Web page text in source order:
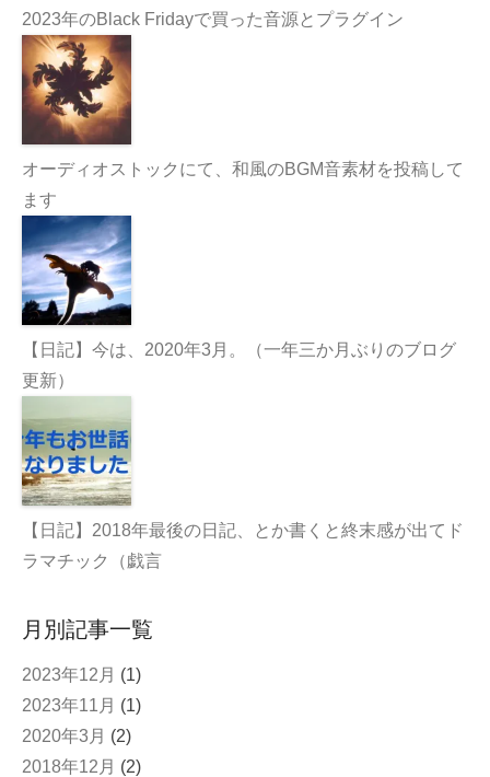
2023年のBlack Fridayで買った音源とプラグイン
オーディオストックにて、和風のBGM音素材を投稿して
ます
【日記】今は、2020年3月。（一年三か月ぶりのブログ
更新）
【日記】2018年最後の日記、とか書くと終末感が出てド
ラマチック（戯言
月別記事一覧
2023年12月 (1)
2023年11月 (1)
2020年3月 (2)
2018年12月 (2)